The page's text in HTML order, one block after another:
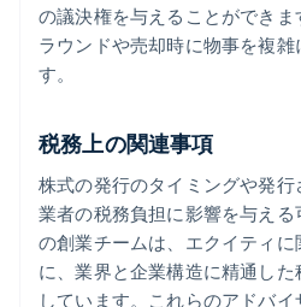
の議決権を与えることができ
ラウンドや売却時に物事を複
す。
税務上の関連事項
株式の発行のタイミングや発
業者の税務負担に影響を与える
の創業チームは、エクイティ
に、業界と企業構造に精通し
しています。これらのアドバ